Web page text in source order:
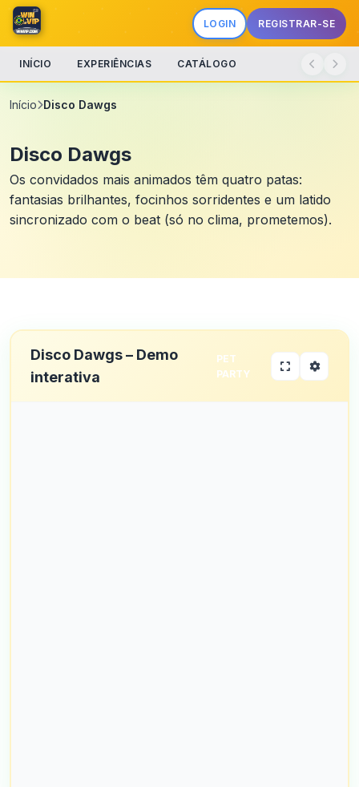
LOGIN REGISTRAR-SE
INÍCIO EXPERIÊNCIAS CATÁLOGO
Início Disco Dawgs
Disco Dawgs
Os convidados mais animados têm quatro patas:
fantasias brilhantes, focinhos sorridentes e um latido
sincronizado com o beat (só no clima, prometemos).
Disco Dawgs – Demo
interativa
PET
PARTY